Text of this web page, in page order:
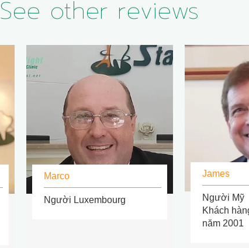
See other reviews
Marco
Người Luxembourg
James
Người Mỹ
Khách
năm 2001